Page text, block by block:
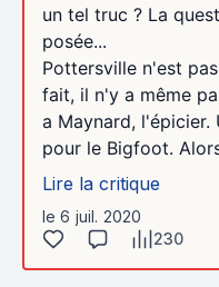
un tel truc ? La
posée...
Pottersville n'est
fait, il n'y a même
a Maynard, l'épicier.
pour le Bigfoot.
Lire la critique
le 6 juil. 2020
230